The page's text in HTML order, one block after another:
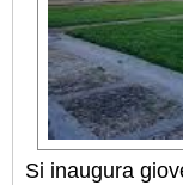
Si inaugura